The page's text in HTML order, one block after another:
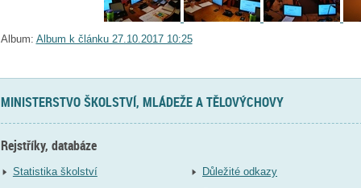
Album: Album k článku 27.10.2017 10:25
MINISTERSTVO ŠKOLSTVÍ, MLÁDEŽE A TĚLOVÝCHOVY
Rejstříky, databáze
Statistika školství
Důležité odkazy